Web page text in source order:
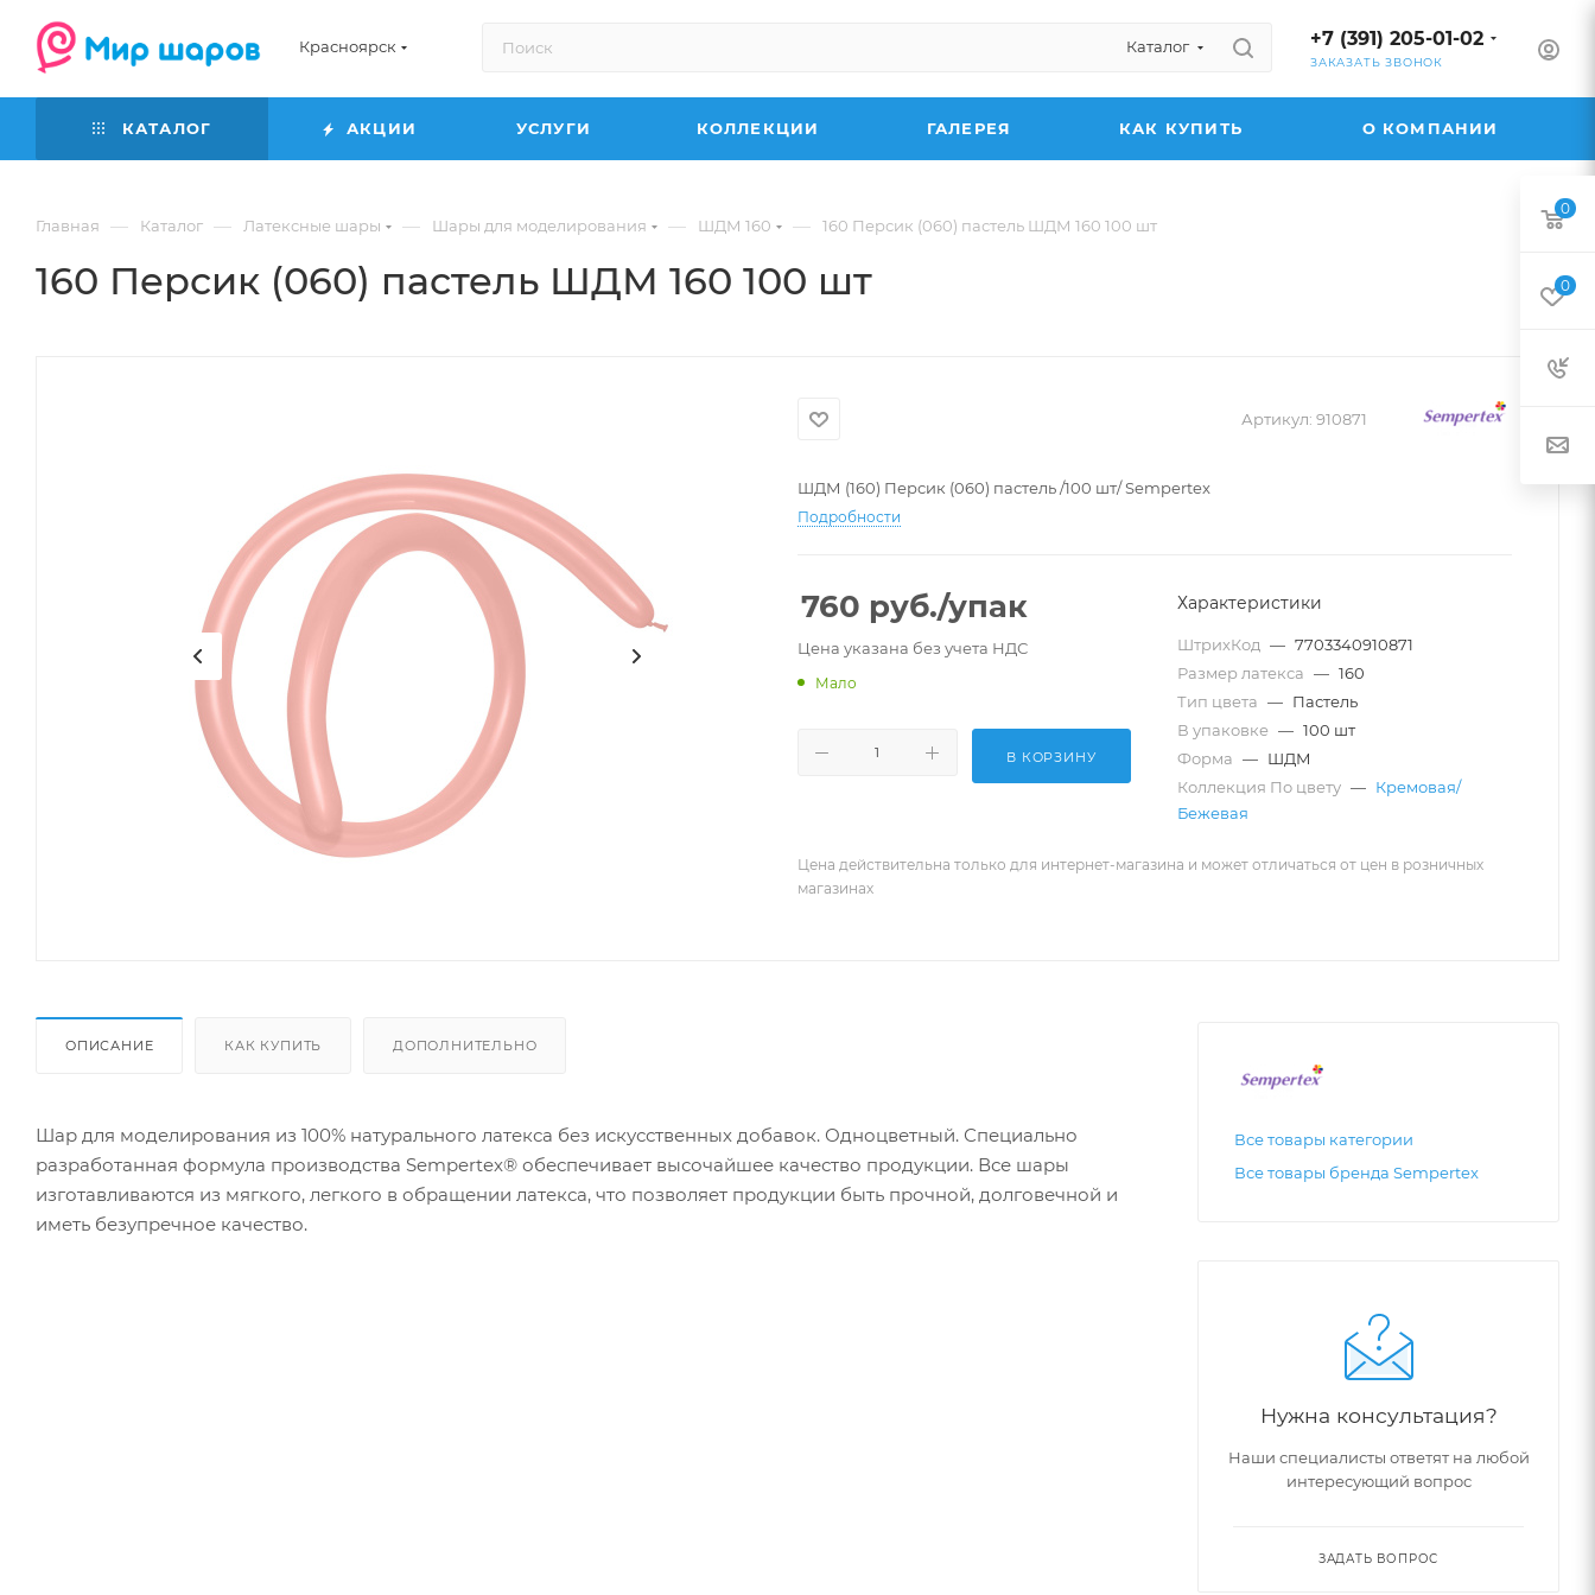
Красноярск Каталог +7 (391) 205-01-02
ЗАКАЗАТЬ ЗВОНОК
КАТАЛОГ АКЦИИ УСЛУГИ КОЛЛЕКЦИИ ГАЛЕРЕЯ КАК КУПИТЬ О КОМПАНИИ
Главная — Каталог — Латексные шары — Шары для моделирования — ШДМ 160 — 160 Персик (060) пастель ШДМ 160 100 шт
160 Персик (060) пастель ШДМ 160 100 шт
Артикул: 910871
ШДМ (160) Персик (060) пастель /100 шт/ Sempertex
Подробности
760 руб./упак
Цена указана без учета НДС
Мало
В КОРЗИНУ
Характеристики
ШтрихКод — 7703340910871
Размер латекса — 160
Тип цвета — Пастель
В упаковке — 100 шт
Форма — ШДМ
Коллекция По цвету — Кремовая/
Бежевая
Цена действительна только для интернет-магазина и может отличаться от цен в розничных
магазинах
ОПИСАНИЕ КАК КУПИТЬ ДОПОЛНИТЕЛЬНО
Шар для моделирования из 100% натурального латекса без искусственных добавок. Одноцветный. Специально
разработанная формула производства Sempertex® обеспечивает высочайшее качество продукции. Все шары
изготавливаются из мягкого, легкого в обращении латекса, что позволяет продукции быть прочной, долговечной и
иметь безупречное качество.
Все товары категории
Все товары бренда Sempertex
Нужна консультация?
Наши специалисты ответят на любой
интересующий вопрос
ЗАДАТЬ ВОПРОС
0
0